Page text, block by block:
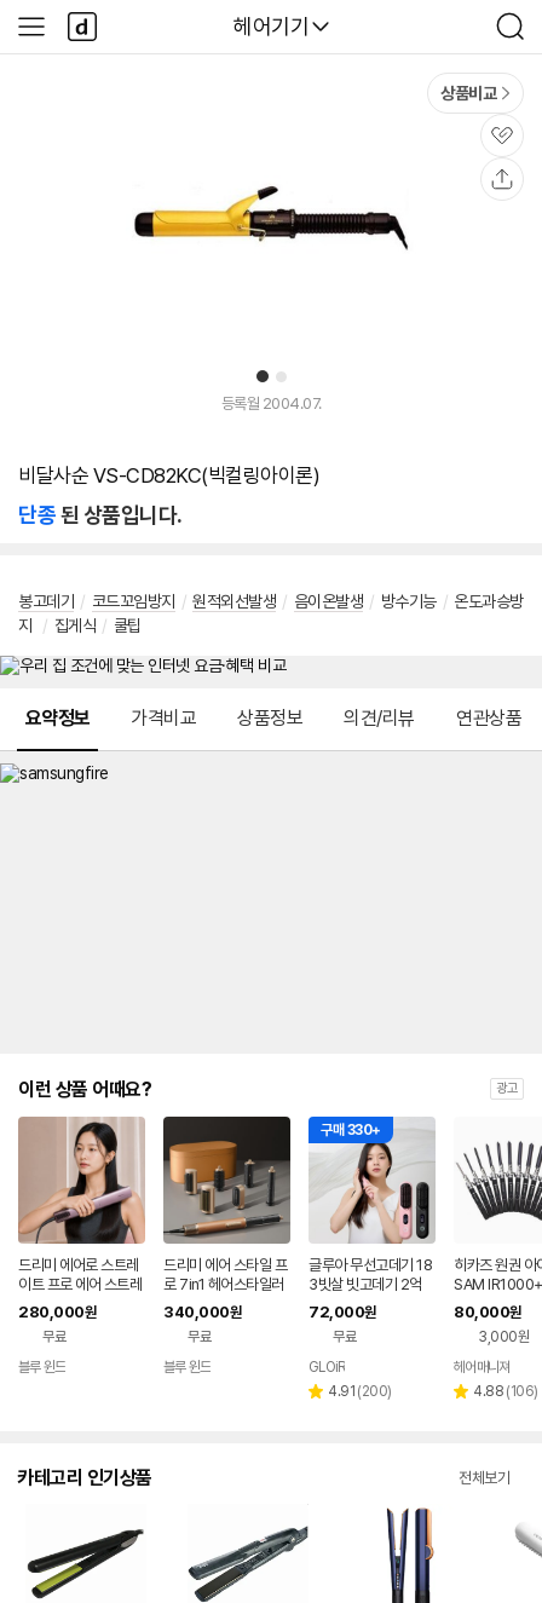
다나와
헤어기기
검
색
사
이
다
나
와
1 2
상품비교
관
심
등록월 2004.07.
비달사순 VS-CD82KC(빅컬링아이론)
단종된 상품입니다.
봉고데기 / 코드꼬임방지 / 원적외선발생 / 음이온발생 / 방수기능 / 온도과승방
지
/ 집게식 / 쿨팁
요약정보 가격비교 상품정보 의견/리뷰 연관상품
이런 상품 어때요? 광고
드리미 에어로 스트레
이트 프로 에어 스트레
이트너 헤어 매직 고데
기
280,000원
무료
블루 윈드
드리미 에어 스타일 프
로 7in1 헤어스타일러
드라이기 봉고데기 볼
륨 웨이브 스타일링
340,000원
무료
블루 윈드
구매 330+
글루아 무선고데기 18
3빗살 빗고데기 2억
플라즈마 헤어 브러쉬
스타일러 매직기 휴대
72,000원
무료
페이
GLOiR
별 4.91 리
(200)
히카즈 원권 아
SAM
꼬리빗
80,000원
3,000원
페
헤어매니져
별 4.88 리
(106)
카테고리 인기상품 전체보기